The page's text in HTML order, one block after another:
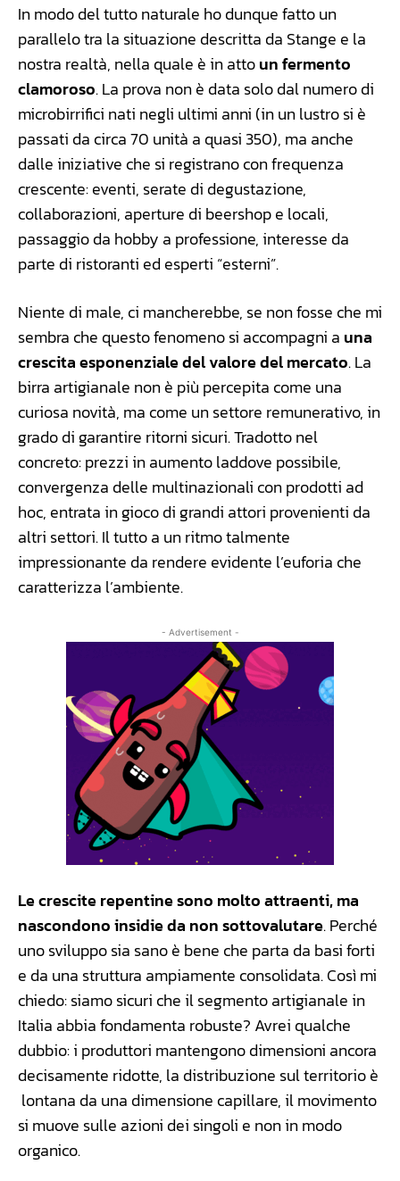
In modo del tutto naturale ho dunque fatto un
parallelo tra la situazione descritta da Stange e la
nostra realtà, nella quale è in attoun fermento
clamoroso. La prova non è data solo dal numero di
microbirrifici nati negli ultimi anni (in un lustro si è
passati da circa 70 unità a quasi 350), ma anche
dalle iniziative che si registrano con frequenza
crescente: eventi, serate di degustazione,
collaborazioni, aperture di beershop e locali,
passaggio da hobby a professione, interesse da
parte di ristoranti ed esperti “esterni”.
Niente di male, ci mancherebbe, se non fosse che mi
sembra che questo fenomeno si accompagni a una
crescita esponenziale del valore del mercato. La
birra artigianale non è più percepita come una
curiosa novità, ma come un settore remunerativo, in
grado di garantire ritorni sicuri. Tradotto nel
concreto: prezzi in aumento laddove possibile,
convergenza delle multinazionali con prodotti ad
hoc, entrata in gioco di grandi attori provenienti da
altri settori. Il tutto a un ritmo talmente
impressionante da rendere evidente l’euforia che
caratterizza l’ambiente.
- Advertisement -
Le crescite repentine sono molto attraenti, ma
nascondono insidie da non sottovalutare. Perché
uno sviluppo sia sano è bene che parta da basi forti
e da una struttura ampiamente consolidata. Così mi
chiedo: siamo sicuri che il segmento artigianale in
Italia abbia fondamenta robuste? Avrei qualche
dubbio: i produttori mantengono dimensioni ancora
decisamente ridotte, la distribuzione sul territorio è
lontana da una dimensione capillare, il movimento
si muove sulle azioni dei singoli e non in modo
organico.